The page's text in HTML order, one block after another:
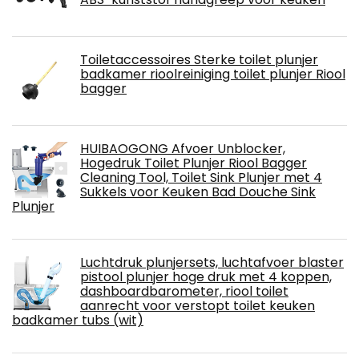
Toiletaccessoires Sterke toilet plunjer
badkamer rioolreiniging toilet plunjer Riool
bagger
HUIBAOGONG Afvoer Unblocker,
Hogedruk Toilet Plunjer Riool Bagger
Cleaning Tool, Toilet Sink Plunjer met 4
Sukkels voor Keuken Bad Douche Sink
Plunjer
Luchtdruk plunjersets, luchtafvoer blaster
pistool plunjer hoge druk met 4 koppen,
dashboardbarometer, riool toilet
aanrecht voor verstopt toilet keuken
badkamer tubs (wit)